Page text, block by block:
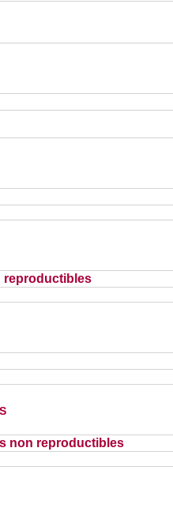
reproductibles
non reproductibles